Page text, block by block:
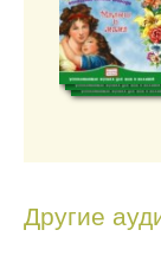
Другие